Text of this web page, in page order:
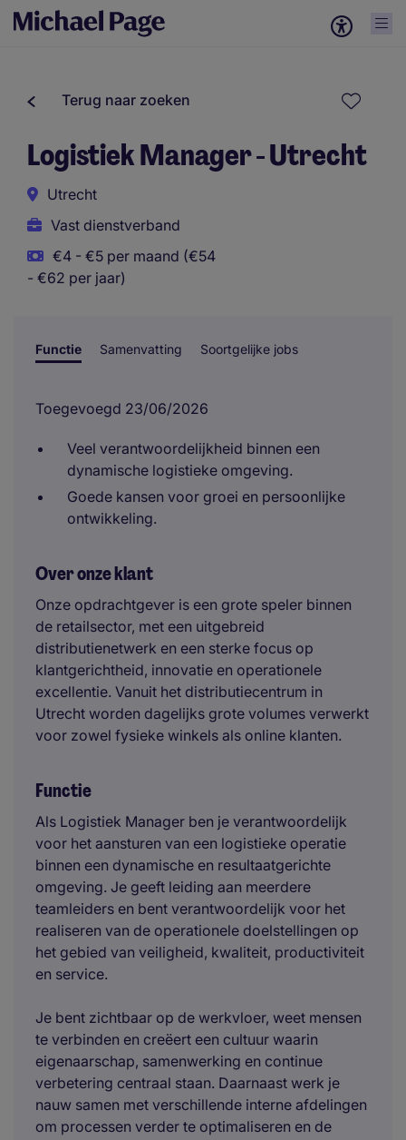
Terug naar zoeken
Logistiek Manager - Utrecht
Utrecht
Vast dienstverband
€4 - €5 per maand (€54
- €62 per jaar)
Functie Samenvatting Soortgelijke jobs
Toegevoegd 23/06/2026
Veel verantwoordelijkheid binnen een
dynamische logistieke omgeving.
Goede kansen voor groei en persoonlijke
ontwikkeling.
Over onze klant
Onze opdrachtgever is een grote speler binnen
de retailsector, met een uitgebreid
distributienetwerk en een sterke focus op
klantgerichtheid, innovatie en operationele
excellentie. Vanuit het distributiecentrum in
Utrecht worden dagelijks grote volumes verwerkt
voor zowel fysieke winkels als online klanten.
Functie
Als Logistiek Manager ben je verantwoordelijk
voor het aansturen van een logistieke operatie
binnen een dynamische en resultaatgerichte
omgeving. Je geeft leiding aan meerdere
teamleiders en bent verantwoordelijk voor het
realiseren van de operationele doelstellingen op
het gebied van veiligheid, kwaliteit, productiviteit
en service.
Je bent zichtbaar op de werkvloer, weet mensen
te verbinden en creëert een cultuur waarin
eigenaarschap, samenwerking en continue
verbetering centraal staan. Daarnaast werk je
nauw samen met verschillende interne afdelingen
om processen verder te optimaliseren en de